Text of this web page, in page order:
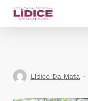
Skip
Lídice Da Mata